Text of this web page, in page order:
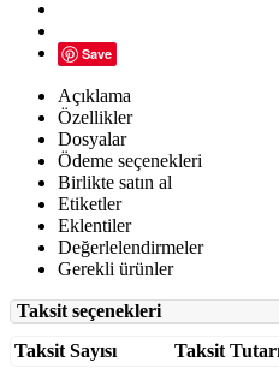
Save
Açıklama
Özellikler
Dosyalar
Ödeme seçenekleri
Birlikte satın al
Etiketler
Eklentiler
Değerlelendirmeler
Gerekli ürünler
Taksit seçenekleri
Taksit Sayısı
Taksit